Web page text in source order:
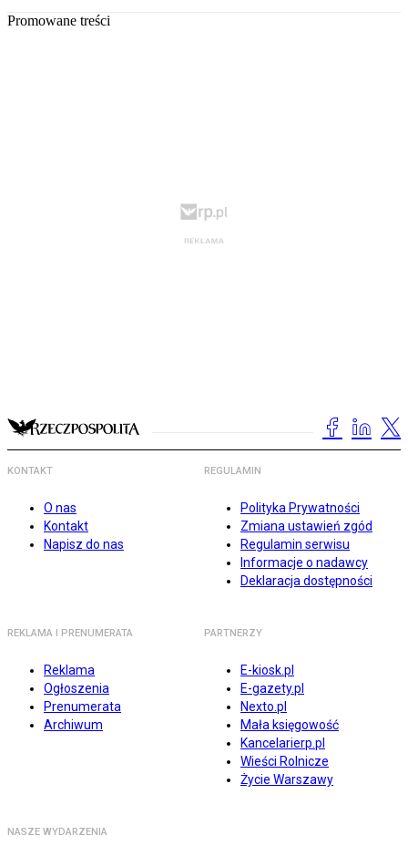
Promowane treści
KONTAKT
O nas
Kontakt
Napisz do nas
REGULAMIN
Polityka Prywatności
Zmiana ustawień zgód
Regulamin serwisu
Informacje o nadawcy
Deklaracja dostępności
REKLAMA I PRENUMERATA
Reklama
Ogłoszenia
Prenumerata
Archiwum
PARTNERZY
E-kiosk.pl
E-gazety.pl
Nexto.pl
Mała księgowość
Kancelarierp.pl
Wieści Rolnicze
Życie Warszawy
NASZE WYDARZENIA